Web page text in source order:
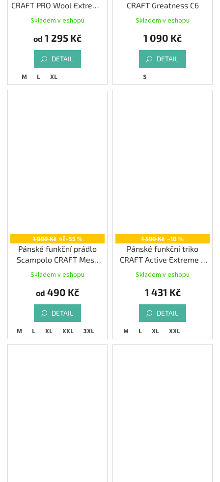
CRAFT PRO Wool Extreme
X LS, oranžová
Skladem v eshopu
od 1 295 Kč
DETAIL
M L XL
CRAFT Greatness C6
Skladem v eshopu
1 090 Kč
DETAIL
S
1 090 Kč až–55 %
Pánské funkční prádlo
Scampolo CRAFT Mesh
Superlight, bílá
Průměrné
produktu
hvězdiček.
Skladem v eshopu
od 490 Kč
DETAIL
M L XL XXL 3XL
1 590 Kč –10 %
Pánské funkční triko
CRAFT Active Extreme X
LS, černá
Skladem v eshopu
1 431 Kč
DETAIL
M L XL XXL